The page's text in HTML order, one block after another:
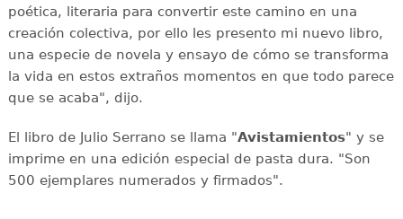
poética, literaria para convertir este camino en una
creación colectiva, por ello les presento mi nuevo libro,
una especie de novela y ensayo de cómo se transforma
la vida en estos extraños momentos en que todo parece
que se acaba", dijo.
El libro de Julio Serrano se llama "Avistamientos" y se
imprime en una edición especial de pasta dura. "Son
500 ejemplares numerados y firmados".